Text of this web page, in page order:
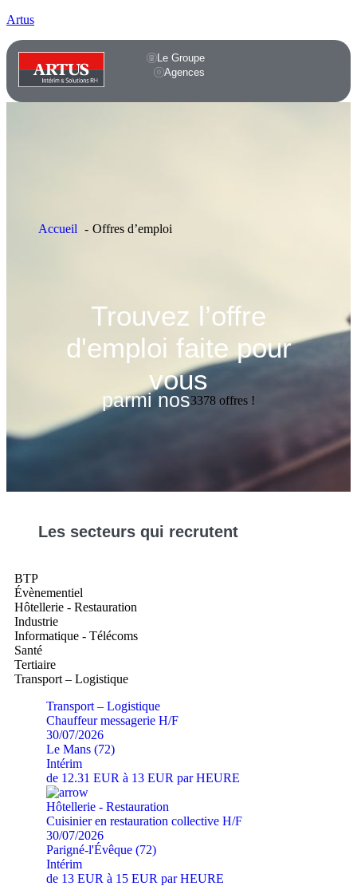
Artus
Le Groupe
Agences
Accueil Offres d’emploi
Trouvez l’offre
d'emploi faite pour
vous
parmi nos3378 offres !
Les secteurs qui recrutent
BTP
Évènementiel
Hôtellerie - Restauration
Industrie
Informatique - Télécoms
Santé
Tertiaire
Transport – Logistique
Transport – Logistique
Chauffeur messagerie H/F
30/07/2026
Le Mans (72)
Intérim
de 12.31 EUR à 13 EUR par HEURE
Hôtellerie - Restauration
Cuisinier en restauration collective H/F
30/07/2026
Parigné-l'Évêque (72)
Intérim
de 13 EUR à 15 EUR par HEURE